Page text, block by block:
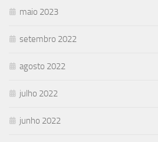
maio 2023
setembro 2022
agosto 2022
julho 2022
junho 2022